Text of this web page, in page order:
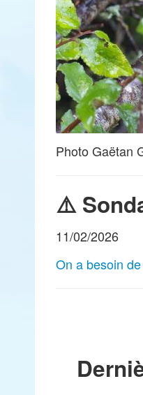
Photo Gaëtan
⚠️
11/02/2026
On a besoin